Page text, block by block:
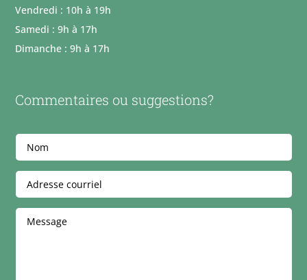
Vendredi : 10h à 19h
Samedi : 9h à 17h
Dimanche : 9h à 17h
Commentaires ou suggestions?